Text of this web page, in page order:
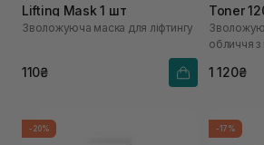
Lifting Mask 1 шт
Зволожуюча маска для ліфтингу
110₴
Toner
обличчя
1 120₴
-20% -17%